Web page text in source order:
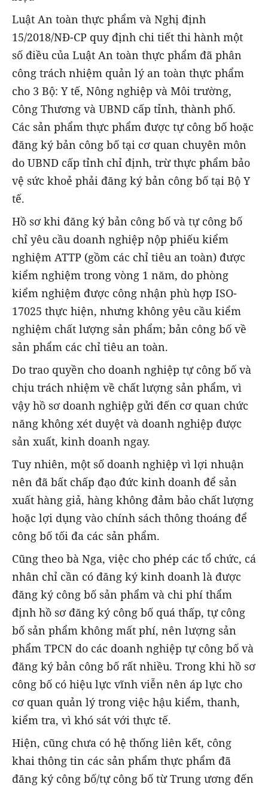
Luật An toàn thực phẩm và Nghị định
15/2018/NĐ-CP quy định chi tiết thi hành một
số điều của Luật An toàn thực phẩm đã phân
công trách nhiệm quản lý an toàn thực phẩm
cho 3 Bộ: Y tế, Nông nghiệp và Môi trường,
Công Thương và UBND cấp tỉnh, thành phố.
Các sản phẩm thực phẩm được tự công bố hoặc
đăng ký bản công bố tại cơ quan chuyên môn
do UBND cấp tỉnh chỉ định, trừ thực phẩm bảo
vệ sức khoẻ phải đăng ký bản công bố tại Bộ Y
tế.
Hồ sơ khi đăng ký bản công bố và tự công bố
chỉ yêu cầu doanh nghiệp nộp phiếu kiểm
nghiệm ATTP (gồm các chỉ tiêu an toàn) được
kiểm nghiệm trong vòng 1 năm, do phòng
kiểm nghiệm được công nhận phù hợp ISO-
17025 thực hiện, nhưng không yêu cầu kiểm
nghiệm chất lượng sản phẩm; bản công bố về
sản phẩm các chỉ tiêu an toàn.
Do trao quyền cho doanh nghiệp tự công bố và
chịu trách nhiệm về chất lượng sản phẩm, vì
vậy hồ sơ doanh nghiệp gửi đến cơ quan chức
năng không xét duyệt và doanh nghiệp được
sản xuất, kinh doanh ngay.
Tuy nhiên, một số doanh nghiệp vì lợi nhuận
nên đã bất chấp đạo đức kinh doanh để sản
xuất hàng giả, hàng không đảm bảo chất lượng
hoặc lợi dụng vào chính sách thông thoáng để
công bố tối đa các sản phẩm.
Cũng theo bà Nga, việc cho phép các tổ chức, cá
nhân chỉ cần có đăng ký kinh doanh là được
đăng ký công bố sản phẩm và chi phí thẩm
định hồ sơ đăng ký công bố quá thấp, tự công
bố sản phẩm không mất phí, nên lượng sản
phẩm TPCN do các doanh nghiệp tự công bố và
đăng ký bản công bố rất nhiều. Trong khi hồ sơ
công bố có hiệu lực vĩnh viễn nên áp lực cho
cơ quan quản lý trong việc hậu kiểm, thanh,
kiểm tra, vì khó sát với thực tế.
Hiện, cũng chưa có hệ thống liên kết, công
khai thông tin các sản phẩm thực phẩm đã
đăng ký công bố/tự công bố từ Trung ương đến